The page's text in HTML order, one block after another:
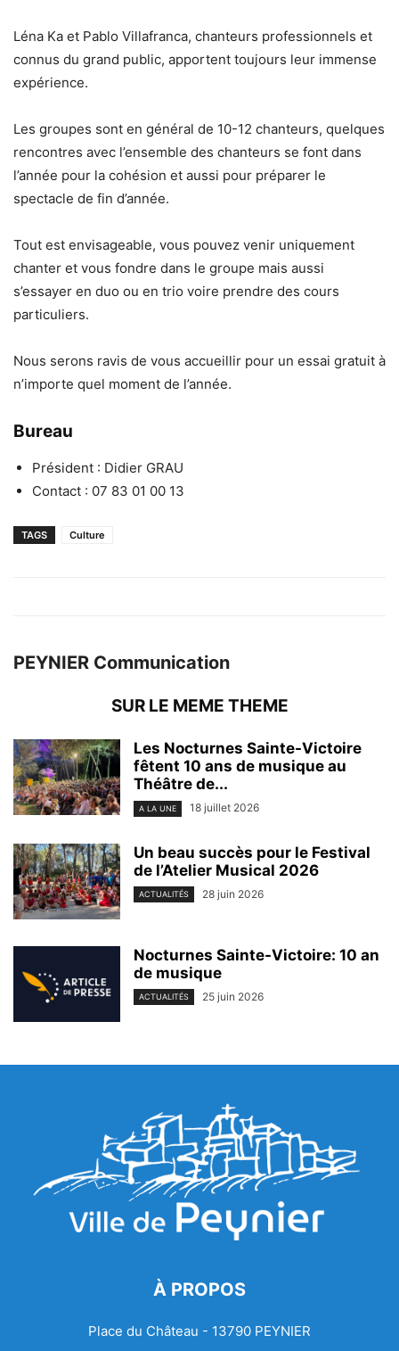
Léna Ka et Pablo Villafranca, chanteurs professionnels et
connus du grand public, apportent toujours leur immense
expérience.
Les groupes sont en général de 10-12 chanteurs, quelques
rencontres avec l’ensemble des chanteurs se font dans
l’année pour la cohésion et aussi pour préparer le
spectacle de fin d’année.
Tout est envisageable, vous pouvez venir uniquement
chanter et vous fondre dans le groupe mais aussi
s’essayer en duo ou en trio voire prendre des cours
particuliers.
Nous serons ravis de vous accueillir pour un essai gratuit à
n’importe quel moment de l’année.
Bureau
Président : Didier GRAU
Contact : 07 83 01 00 13
TAGS Culture
PEYNIER Communication
SUR LE MEME THEME
Les Nocturnes Sainte-Victoire
fêtent 10 ans de musique au
Théâtre de...
A LA UNE 18 juillet 2026
Un beau succès pour le Festival
de l’Atelier Musical 2026
ACTUALITÉS 28 juin 2026
Nocturnes Sainte-Victoire: 10 an
de musique
ACTUALITÉS 25 juin 2026
À PROPOS
Place du Château - 13790 PEYNIER